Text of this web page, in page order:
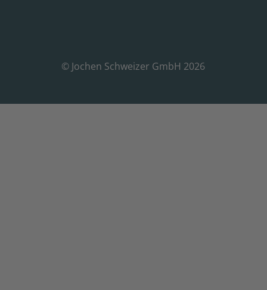
© Jochen Schweizer GmbH 2026